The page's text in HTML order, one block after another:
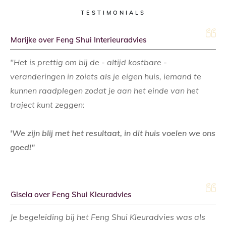
TESTIMONIALS
Marijke over Feng Shui Interieuradvies
"Het is prettig om bij de - altijd kostbare -
veranderingen in zoiets als je eigen huis, iemand te
kunnen raadplegen zodat je aan het einde van het
traject kunt zeggen:
'We zijn blij met het resultaat, in dit huis voelen we ons
goed!"
Gisela over Feng Shui Kleuradvies
Je begeleiding bij het Feng Shui Kleuradvies was als